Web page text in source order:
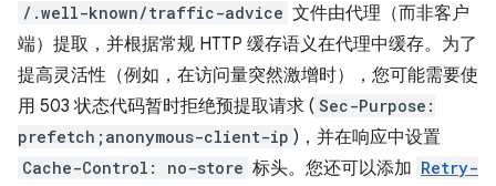
/.well-known/traffic-advice 文件由代理（而非客户
端）提取，并根据常规 HTTP 缓存语义在代理中缓存。为了
提高灵活性（例如，在访问量突然激增时），您可能需要使
用 503 状态代码暂时拒绝预提取请求 ( Sec-Purpose:
prefetch;anonymous-client-ip )，并在响应中设置
Cache-Control: no-store 标头。您还可以添加 Retry-